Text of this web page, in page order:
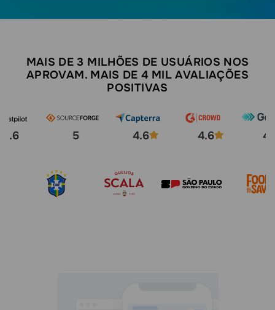
MAIS DE 3 MILHÕES DE USUÁRIOS NOS
APROVAM. MAIS DE 4 MIL AVALIAÇÕES
POSITIVAS
4.6 5 4.6 4.6